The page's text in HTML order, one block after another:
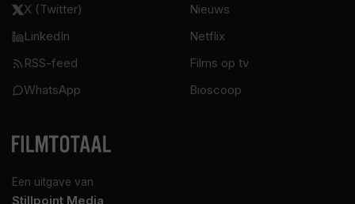
Een uitgave van
Stillpoint Media
X (Twitter)
LinkedIn
RSS-feed
WhatsApp
Nieuws
Netflix
Films op tv
Bioscoop